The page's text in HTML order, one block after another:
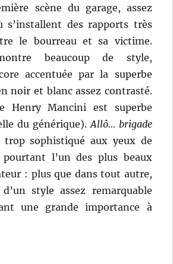
scène du garage, assez
s’installent des rapports très
le bourreau et sa victime.
beaucoup de style,
accentuée par la superbe
noir et blanc assez contrasté.
Henry Mancini est superbe
du générique).Allô… brigade
trop sophistiqué aux yeux de
pourtant l’un des plus beaux
: plus que dans tout autre,
style assez remarquable
une grande importance à